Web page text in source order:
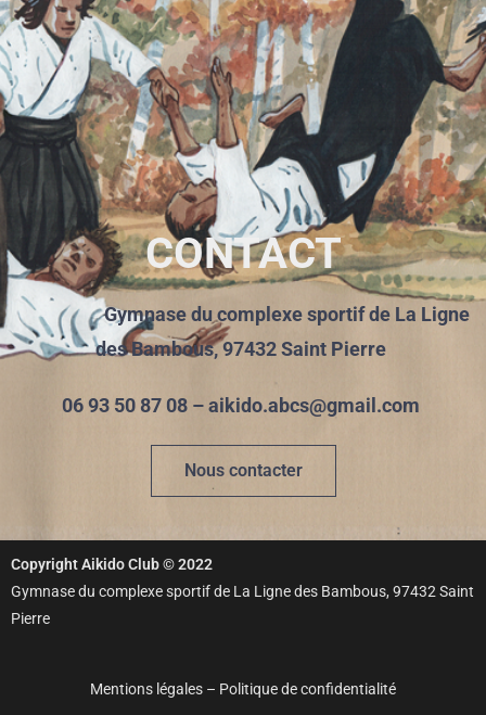
CONTACT
Gymnase du complexe sportif de La Ligne
des Bambous, 97432 Saint Pierre
06 93 50 87 08 – aikido.abcs@gmail.com
Nous contacter
Copyright Aikido Club © 2022
Gymnase du complexe sportif de La Ligne des Bambous, 97432 Saint
Pierre
Mentions légales – Politique de confidentialité